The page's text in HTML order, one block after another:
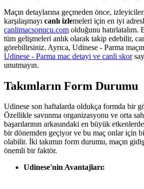
Maçın detaylarına geçmeden önce,
karşılaşmayı canlı izlemeleri için en iyi
canlimacsonucu.com olduğunu hatırlatalım.
tüm gelişmeleri anlık olarak takip edebilir,
görebilirsiniz. Ayrıca, Udinese - Parma
Udinese - Parma mac detayi ve canli skor
unutmayın.
Takımların Form Durumu
Udinese son haftalarda oldukça formda bir
Özellikle savunma organizasyonu ve orta
başarılarının arkasındaki en büyük
bir dönemden geçiyor ve bu maç onlar için
olabilir. İki takımın form durumu, maçın
önemli bir faktör.
Udinese'nin Avantajları: